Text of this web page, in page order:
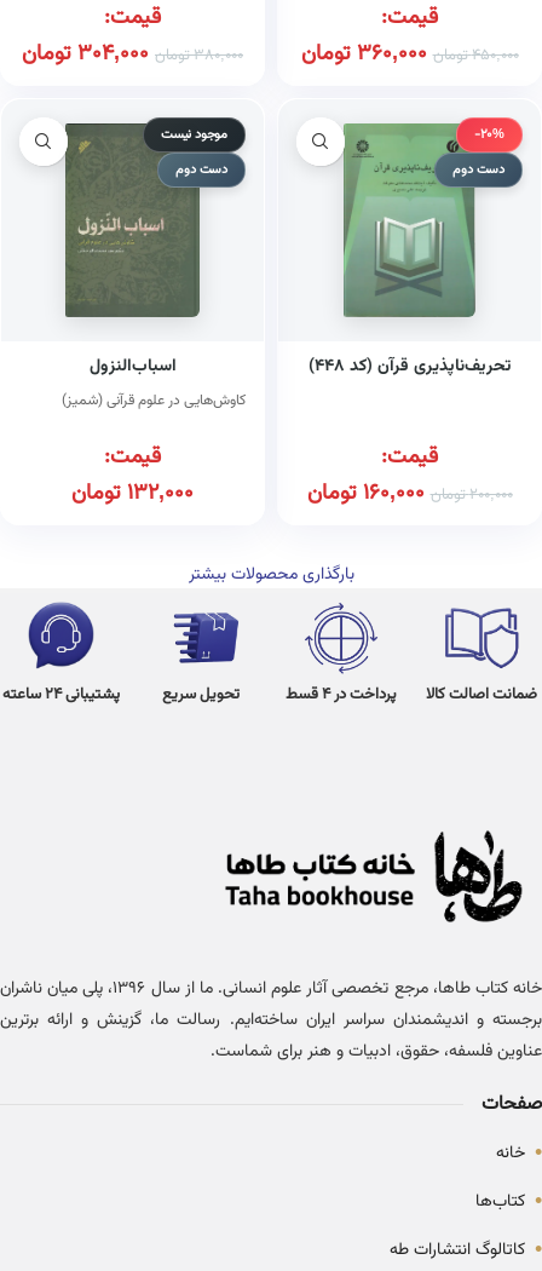
قیمت:
450,000تومان 360,000تومان
قیمت:
380,000تومان 304,000تومان
-20%
دست دوم
تحریف‌ناپذیری قرآن (کد ۴۴۸)
قیمت:
200,000تومان 160,000تومان
موجود نیست
دست دوم
اسباب‌النزول
کاوش‌هایی در علوم قرآنی (شمیز)
قیمت:
132,000تومان
بارگذاری محصولات بیشتر
ضمانت اصالت کالا پرداخت در 4 قسط تحویل سریع پشتیبانی 24 ساعته
خانه کتاب طاها، مرجع تخصصی آثار علوم انسانی. ما از سال ۱۳۹۶، پلی میان ناشران
برجسته و اندیشمندان سراسر ایران ساخته‌ایم. رسالت ما، گزینش و ارائه برترین
عناوین فلسفه، حقوق، ادبیات و هنر برای شماست.
صفحات
• خانه
• کتاب‌ها
• کاتالوگ انتشارات طه